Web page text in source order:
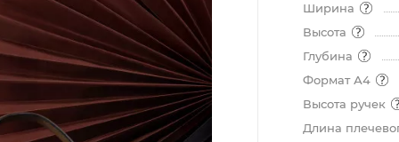
Ширина
Высота
Глубина
Формат А4
Высота ручек
Длина
График платежей
Сегодня
25%